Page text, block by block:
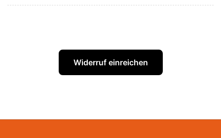
Widerruf einreichen